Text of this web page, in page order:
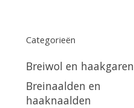
Categorieën
Breiwol en haakgaren
Breinaalden en
haaknaalden